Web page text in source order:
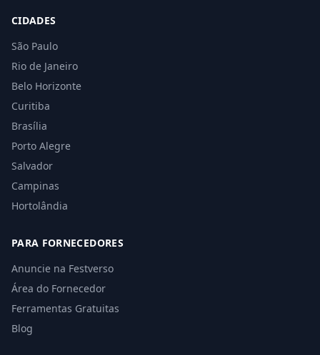
CIDADES
São Paulo
Rio de Janeiro
Belo Horizonte
Curitiba
Brasília
Porto Alegre
Salvador
Campinas
Hortolândia
PARA FORNECEDORES
Anuncie na Festverso
Área do Fornecedor
Ferramentas Gratuitas
Blog